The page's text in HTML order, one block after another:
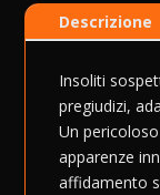
Descrizione
Insoliti
pregiudizi,
Un
apparenze
affidamento